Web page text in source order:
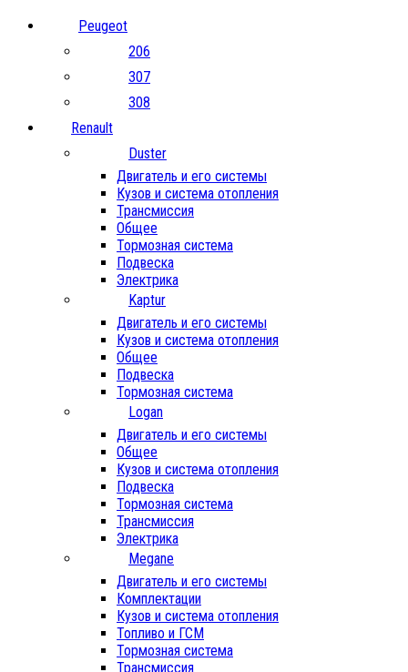
Peugeot
206
307
308
Renault
Duster
Двигатель и его системы
Кузов и система отопления
Трансмиссия
Общее
Тормозная система
Подвеска
Электрика
Kaptur
Двигатель и его системы
Кузов и система отопления
Общее
Подвеска
Тормозная система
Logan
Двигатель и его системы
Общее
Кузов и система отопления
Подвеска
Тормозная система
Трансмиссия
Электрика
Megane
Двигатель и его системы
Комплектации
Кузов и система отопления
Топливо и ГСМ
Тормозная система
Трансмиссия